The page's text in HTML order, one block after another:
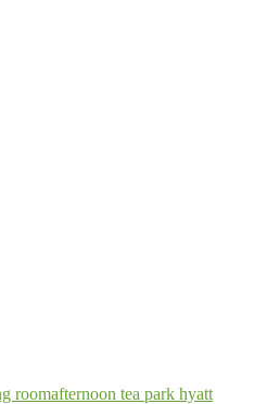
roomafternoon tea park hyatt